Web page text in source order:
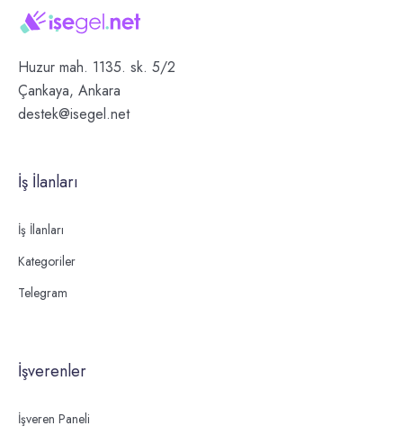
Huzur mah. 1135. sk. 5/2
Çankaya, Ankara
destek@isegel.net
İş İlanları
İş İlanları
Kategoriler
Telegram
İşverenler
İşveren Paneli